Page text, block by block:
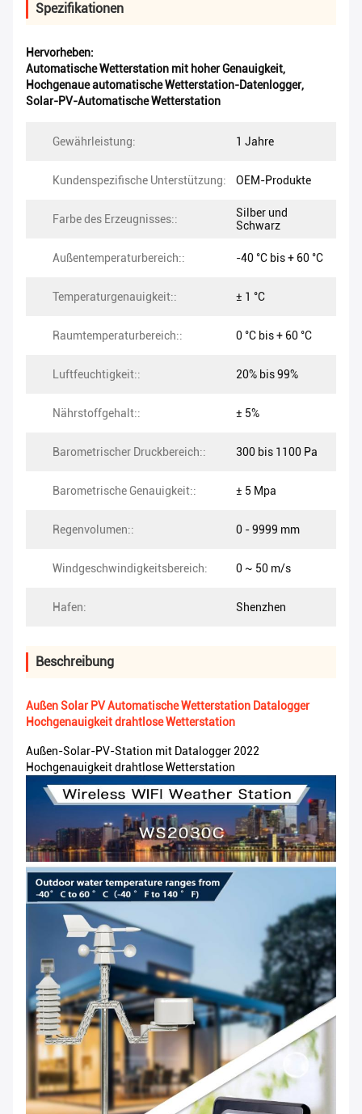
Spezifikationen
Hervorheben:
Automatische Wetterstation mit hoher Genauigkeit,
Hochgenaue automatische Wetterstation-Datenlogger,
Solar-PV-Automatische Wetterstation
Gewährleistung: 1 Jahre
Kundenspezifische Unterstützung: OEM-Produkte
Farbe des Erzeugnisses::
Silber und
Schwarz
Außentemperaturbereich:: -40 °C bis + 60 °C
Temperaturgenauigkeit:: ± 1 °C
Raumtemperaturbereich:: 0 °C bis + 60 °C
Luftfeuchtigkeit:: 20% bis 99%
Nährstoffgehalt:: ± 5%
Barometrischer Druckbereich:: 300 bis 1100 Pa
Barometrische Genauigkeit:: ± 5 Mpa
Regenvolumen:: 0 - 9999 mm
Windgeschwindigkeitsbereich: 0 ~ 50 m/s
Hafen: Shenzhen
Beschreibung
Außen Solar PV Automatische Wetterstation Datalogger
Hochgenauigkeit drahtlose Wetterstation
Außen-Solar-PV-Station mit Datalogger 2022
Hochgenauigkeit drahtlose Wetterstation